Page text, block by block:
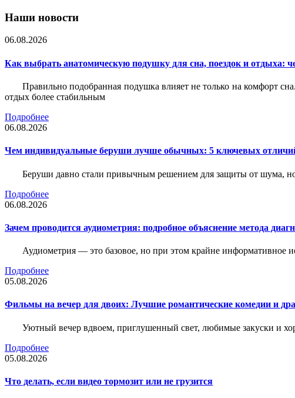
Наши новости
06.08.2026
Как выбрать анатомическую подушку для сна, поездок и отдыха:
Правильно подобранная подушка влияет не только на комфорт
отдых более стабильным
Подробнее
06.08.2026
Чем индивидуальные беруши лучше обычных: 5 ключевых
Беруши давно стали привычным решением для защиты от шума,
Подробнее
06.08.2026
Зачем проводится аудиометрия: подробное объяснение метода
Аудиометрия — это базовое, но при этом крайне информативное
Подробнее
05.08.2026
Фильмы на вечер для двоих: Лучшие романтические комедии и
Уютный вечер вдвоем, приглушенный свет, любимые закуски и
Подробнее
05.08.2026
Что делать, если видео тормозит или не грузится